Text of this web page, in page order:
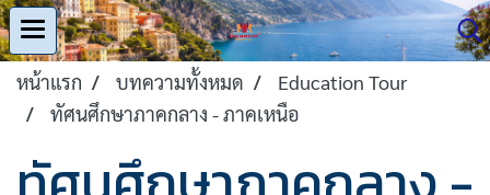
หน้าแรก บทความทั้งหมด
Education Tour
ทัศนศึกษาภาคกลาง - ภาคเหนือ